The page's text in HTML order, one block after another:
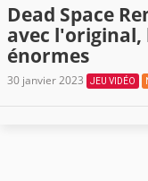
Dead Space
avec l'original,
énormes
30 janvier 2023 JEU VIDÉO